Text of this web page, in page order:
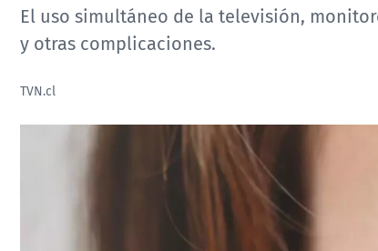
El uso simultáneo de la televisión,
y otras complicaciones.
TVN.cl